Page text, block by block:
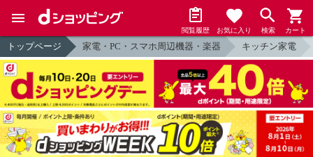
閲覧履歴 お気に入り 検索 カート
トップページ 家電・PC・スマホ周辺機器・楽器 キッチン家電